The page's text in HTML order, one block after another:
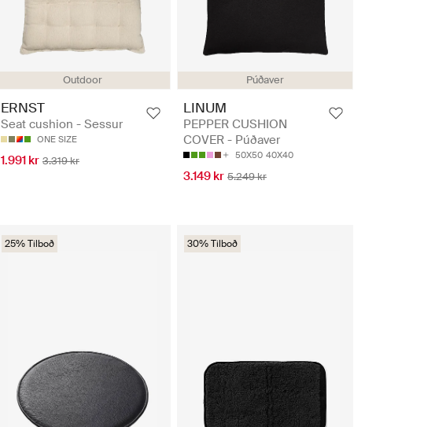
Outdoor
ERNST
Seat cushion - Sessur
ONE SIZE
1.991 kr 3.319 kr
Púðaver
LINUM
PEPPER CUSHION
COVER - Púðaver
50X50 40X40
3.149 kr 5.249 kr
25% Tilboð 30% Tilboð